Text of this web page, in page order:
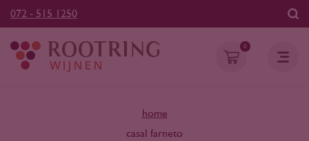
072 - 515 1250
0
home
casal farneto